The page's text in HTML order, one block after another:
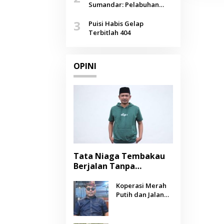
Agustus
Sumandar: Pelabuhan
Selendang Benang Merah
Lombang
3
Puisi Habis Gelap
Terbitlah 404
OPINI
Tata Niaga Tembakau
Berjalan Tanpa
Negara Berpihak
kepada Petani?
Koperasi Merah
Putih dan Jalan